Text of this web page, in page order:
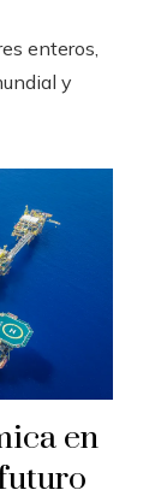
enteros,
y
en